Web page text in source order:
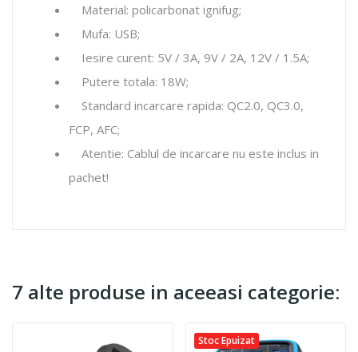
Material: policarbonat ignifug;
Mufa: USB;
Iesire curent: 5V / 3A, 9V / 2A, 12V / 1.5A;
Putere totala: 18W;
Standard incarcare rapida: QC2.0, QC3.0,
FCP, AFC;
Atentie: Cablul de incarcare nu este inclus in
pachet!
7 alte produse in aceeasi categorie:
Stoc Epuizat